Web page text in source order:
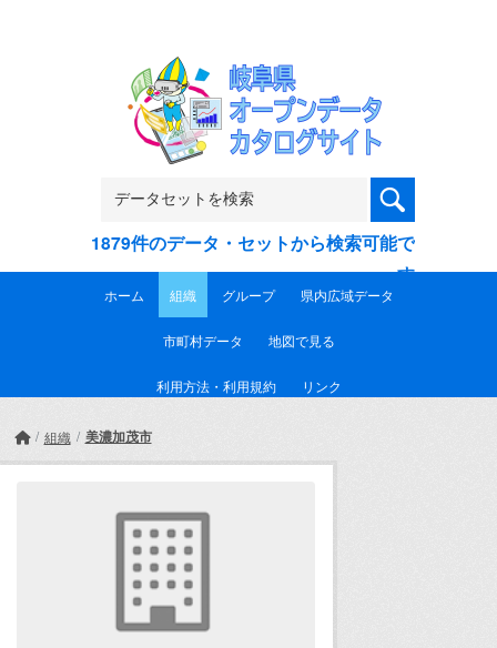
1879件のデータ・セットから検索可能で
す
ホーム 組織 グループ 県内広域データ
市町村データ 地図で見る
利用方法・利用規約 リンク
組織 美濃加茂市